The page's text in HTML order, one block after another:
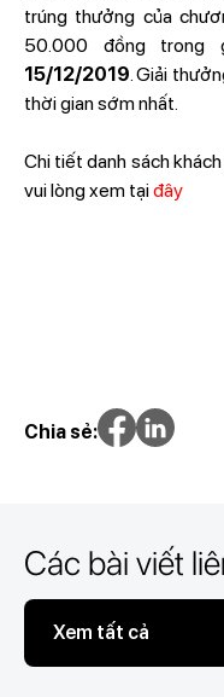
trúng thưởng của
50.000 đồng trong
15/12/2019. Giải
thời gian sớm nhất.
Chi tiết danh sách
vui lòng xem tạiđây
Chia sẻ:
Các bài viết
Xem tất cả